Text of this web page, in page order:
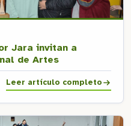
Jara invitan a
de Artes
Leer artículo completo